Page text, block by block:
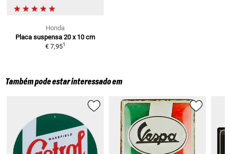
Honda
Placa suspensa 20 x 10 cm
€ 7,951
Também pode estar interessado em